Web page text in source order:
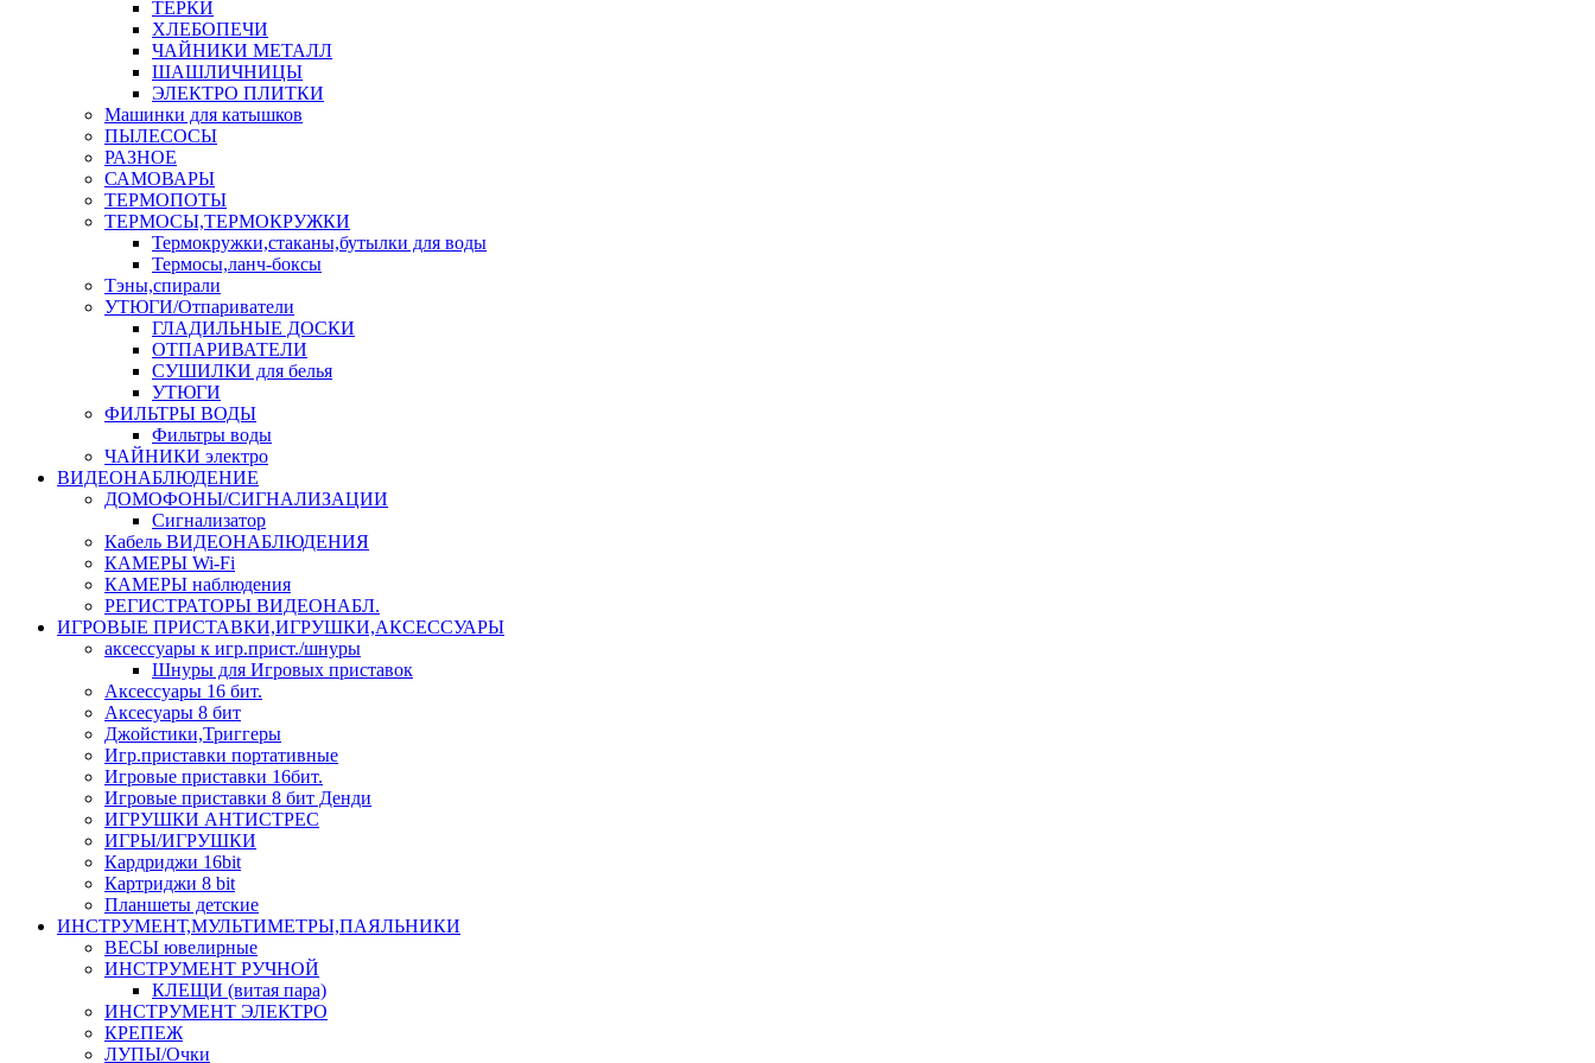
ТЕРКИ
ХЛЕБОПЕЧИ
ЧАЙНИКИ МЕТАЛЛ
ШАШЛИЧНИЦЫ
ЭЛЕКТРО ПЛИТКИ
Машинки для катышков
ПЫЛЕСОСЫ
РАЗНОЕ
САМОВАРЫ
ТЕРМОПОТЫ
ТЕРМОСЫ,ТЕРМОКРУЖКИ
Термокружки,стаканы,бутылки для воды
Термосы,ланч-боксы
Тэны,спирали
УТЮГИ/Отпариватели
ГЛАДИЛЬНЫЕ ДОСКИ
ОТПАРИВАТЕЛИ
СУШИЛКИ для белья
УТЮГИ
ФИЛЬТРЫ ВОДЫ
Фильтры воды
ЧАЙНИКИ электро
ВИДЕОНАБЛЮДЕНИЕ
ДОМОФОНЫ/СИГНАЛИЗАЦИИ
Сигнализатор
Кабель ВИДЕОНАБЛЮДЕНИЯ
КАМЕРЫ Wi-Fi
КАМЕРЫ наблюдения
РЕГИСТРАТОРЫ ВИДЕОНАБЛ.
ИГРОВЫЕ ПРИСТАВКИ,ИГРУШКИ,АКСЕССУАРЫ
аксесcуары к игр.прист./шнуры
Шнуры для Игровых приставок
Аксессуары 16 бит.
Аксесуары 8 бит
Джойстики,Триггеры
Игр.приставки портативные
Игровые приставки 16бит.
Игровые приставки 8 бит Денди
ИГРУШКИ АНТИСТРЕС
ИГРЫ/ИГРУШКИ
Кардриджи 16bit
Картриджи 8 bit
Планшеты детские
ИНСТРУМЕНТ,МУЛЬТИМЕТРЫ,ПАЯЛЬНИКИ
ВЕСЫ ювелирные
ИНСТРУМЕНТ РУЧНОЙ
КЛЕЩИ (витая пара)
ИНСТРУМЕНТ ЭЛЕКТРО
КРЕПЕЖ
ЛУПЫ/Очки